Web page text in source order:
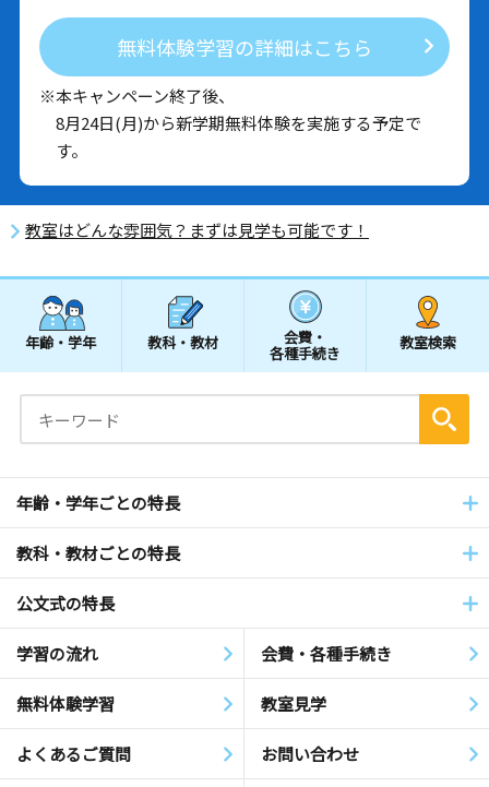
無料体験学習の詳細はこちら
※本キャンペーン終了後、
8月24日(月)から新学期無料体験を実施する予定で
す。
教室はどんな雰囲気？まずは見学も可能です！
年齢・学年 教科・教材 会費・
各種手続き
教室検索
年齢・学年ごとの特長
教科・教材ごとの特長
公文式の特長
学習の流れ 会費・各種手続き
無料体験学習 教室見学
よくあるご質問 お問い合わせ